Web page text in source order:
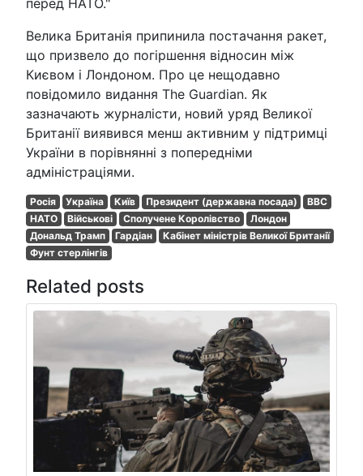
перед НАТО."
Велика Британія припинила постачання ракет,
що призвело до погіршення відносин між
Києвом і Лондоном. Про це нещодавно
повідомило видання The Guardian. Як
зазначають журналісти, новий уряд Великої
Британії виявився менш активним у підтримці
України в порівнянні з попередніми
адміністраціями.
Росія Україна Київ Президент (державна посада)
BBC
НАТО
Військові Сполучене Королівство
Лондон
Дональд Трамп
Гардіан
Кабінет міністрів Великої Британії
Фунт стерлінгів
Related posts